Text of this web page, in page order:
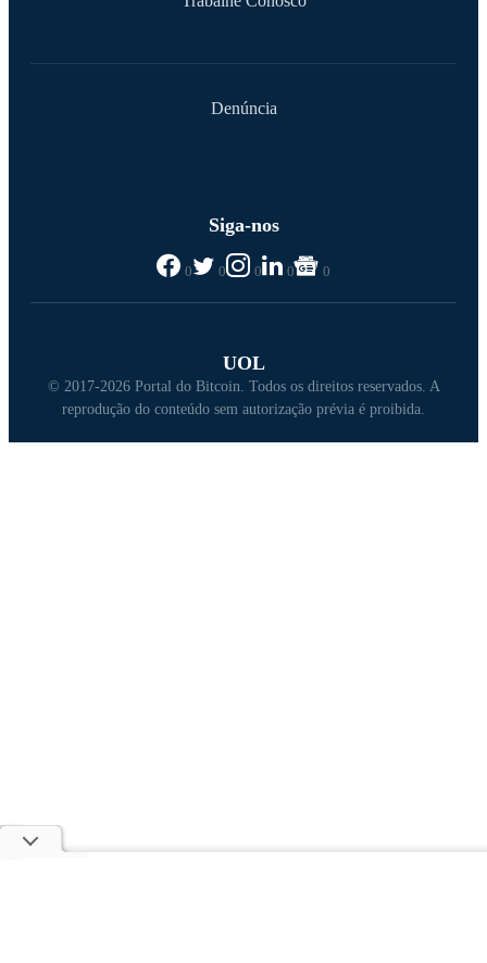
Denúncia
Siga-nos
0 0 0 0 0
UOL
© 2017-2026 Portal do Bitcoin. Todos os direitos reservados. A
reprodução do conteúdo sem autorização prévia é proibida.